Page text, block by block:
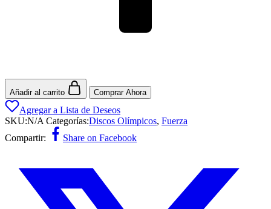
Añadir al carrito Comprar Ahora
Agregar a Lista de Deseos
SKU:N/A Categorías:Discos Olímpicos, Fuerza
Compartir:
Share on Facebook